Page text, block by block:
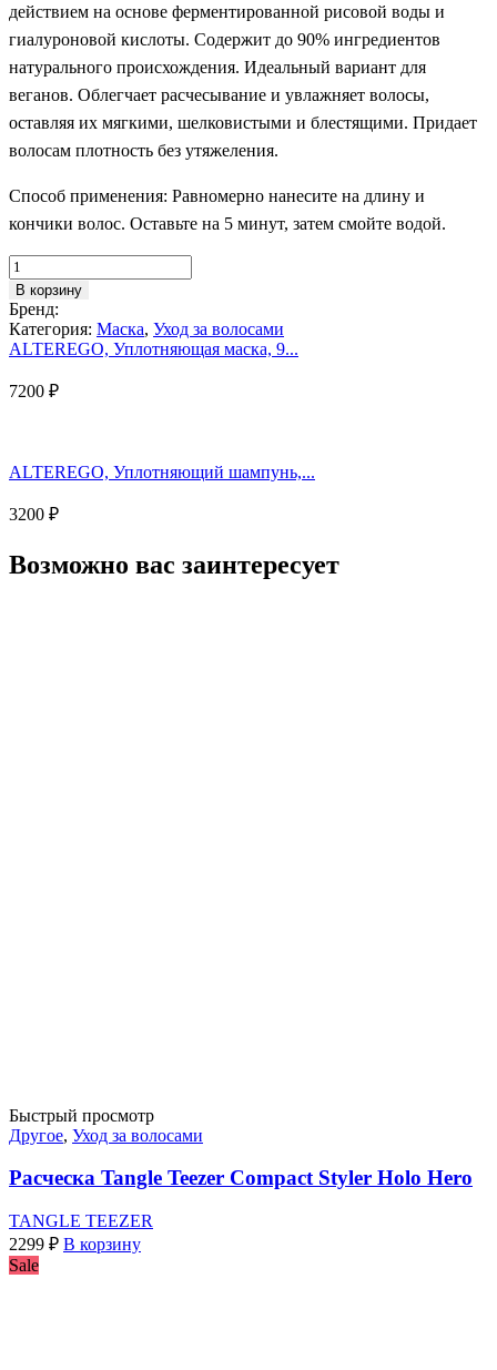
действием на основе ферментированной рисовой воды и
гиалуроновой кислоты. Содержит до 90% ингредиентов
натурального происхождения. Идеальный вариант для
веганов. Облегчает расчесывание и увлажняет волосы,
оставляя их мягкими, шелковистыми и блестящими. Придает
волосам плотность без утяжеления.
Способ применения: Равномерно нанесите на длину и
кончики волос. Оставьте на 5 минут, затем смойте водой.
Количество
ALTEREGO,
Уплотняющая
маска,
50
мл
В корзину
Бренд:
Категория: Маска, Уход за волосами
ALTEREGO, Уплотняющая маска, 9...
7200 ₽
ALTEREGO, Уплотняющий шампунь,...
3200 ₽
Возможно вас заинтересует
Быстрый просмотр
Другое, Уход за волосами
Расческа Tangle Teezer Compact Styler Holo Hero
TANGLE TEEZER
2299 ₽ В корзину
Sale